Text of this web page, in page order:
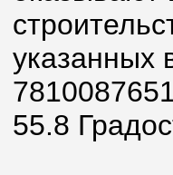
указанных
55.8